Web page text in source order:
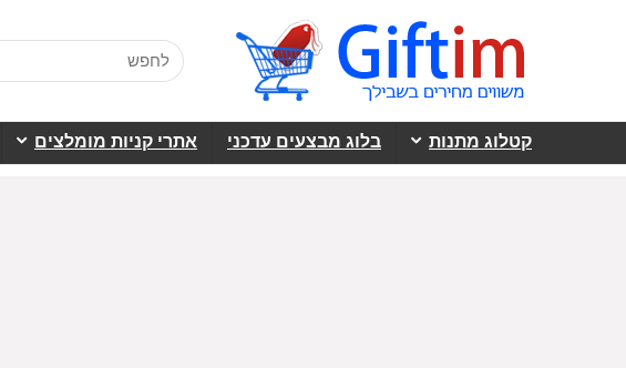
קטלוג מתנות בלוג מבצעים עדכני אתרי קניות מומלצים